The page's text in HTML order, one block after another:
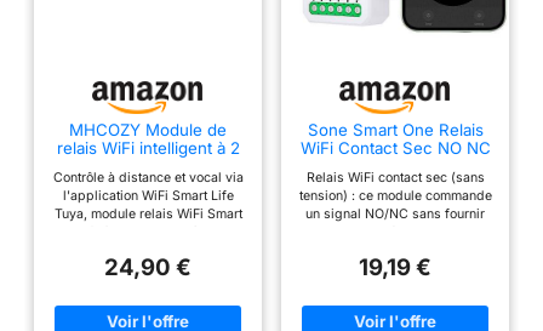
MHCOZY Module de
relais WiFi intelligent à 2
AC100-240V, compatible
avec l'application Tuya
Smart Life, module de
sec, fonctionne avec
Alexa, Google Home
Contrôle à distance et vocal via
l'application WiFi Smart Life
Tuya, module relais WiFi Smart
garage avec Alexa Google
inclus Facile à configurer avec
basse tension DC 5V 12/24 V ou
24,90 €
Sone Smart One Relais
WiFi Contact Sec NO NC
Relais WiFi contact sec (sans
tension) : ce module commande
un signal NO/NC sans fournir
parfait pour équipements avec
via application Tuya / Smart Life
: gérez votre relais à distance
19,19 €